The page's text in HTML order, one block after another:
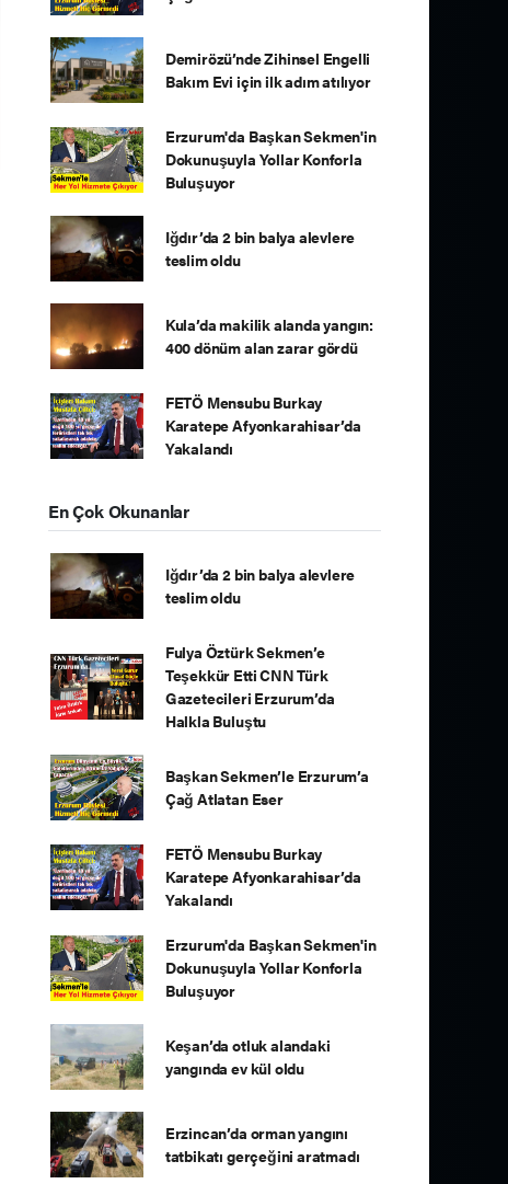
Demirözü’nde Zihinsel Engelli
Bakım Evi için ilk adım atılıyor
Erzurum'da Başkan Sekmen'in
Dokunuşuyla Yollar Konforla
Buluşuyor
Iğdır’da 2 bin balya alevlere
teslim oldu
Kula’da makilik alanda yangın:
400 dönüm alan zarar gördü
FETÖ Mensubu Burkay
Karatepe Afyonkarahisar’da
Yakalandı
En Çok Okunanlar
Iğdır’da 2 bin balya alevlere
teslim oldu
Fulya Öztürk Sekmen’e
Teşekkür Etti CNN Türk
Gazetecileri Erzurum’da
Halkla Buluştu
Başkan Sekmen’le Erzurum’a
Çağ Atlatan Eser
FETÖ Mensubu Burkay
Karatepe Afyonkarahisar’da
Yakalandı
Erzurum'da Başkan Sekmen'in
Dokunuşuyla Yollar Konforla
Buluşuyor
Keşan’da otluk alandaki
yangında ev kül oldu
Erzincan’da orman yangını
tatbikatı gerçeğini aratmadı